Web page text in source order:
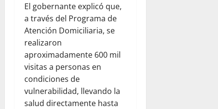
El gobernante explicó que,
a través del Programa de
Atención Domiciliaria, se
realizaron
aproximadamente 600 mil
visitas a personas en
condiciones de
vulnerabilidad, llevando la
salud directamente hasta